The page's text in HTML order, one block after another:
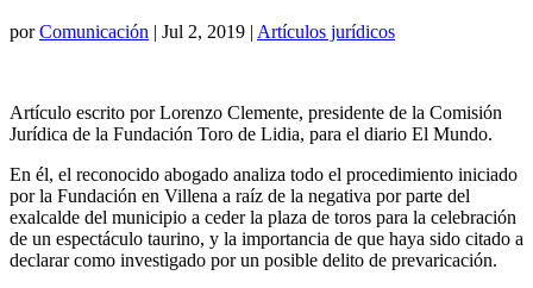
porComunicación | Jul 2, 2019 | Artículos jurídicos
Artículo escrito por Lorenzo Clemente, presidente de la Comisión
Jurídica de la Fundación Toro de Lidia, para el diario El Mundo.
En él, el reconocido abogado analiza todo el procedimiento iniciado
por la Fundación en Villena a raíz de la negativa por parte del
exalcalde del municipio a ceder la plaza de toros para la celebración
de un espectáculo taurino, y la importancia de que haya sido citado a
declarar como investigado por un posible delito de prevaricación.